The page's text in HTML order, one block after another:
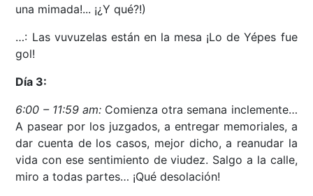
una mimada!... ¡¿Y qué?!)
…: Las vuvuzelas están en la mesa ¡Lo de Yépes fue
gol!
Día 3:
6:00 – 11:59 am:Comienza otra semana inclemente…
A pasear por los juzgados, a entregar memoriales, a
dar cuenta de los casos, mejor dicho, a reanudar la
vida con ese sentimiento de viudez. Salgo a la calle,
miro a todas partes… ¡Qué desolación!